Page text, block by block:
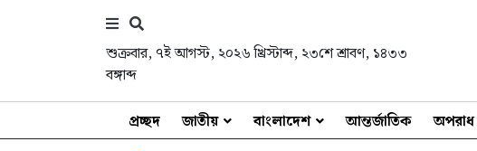
শুক্রবার, ৭ই আগস্ট, ২০২৬ খ্রিস্টাব্দ, ২৩শে শ্রাবণ, ১৪৩৩
বঙ্গাব্দ
প্রচ্ছদ জাতীয় বাংলাদেশ আন্তর্জাতিক অপরাধ